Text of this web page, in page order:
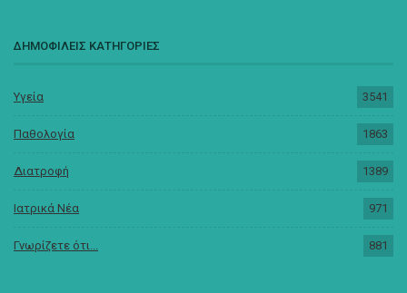
ΔΗΜΟΦΙΛΕΙΣ ΚΑΤΗΓΟΡΙΕΣ
Υγεία 3541
Παθολογία 1863
Διατροφή 1389
Ιατρικά Νέα 971
Γνωρίζετε ότι... 881